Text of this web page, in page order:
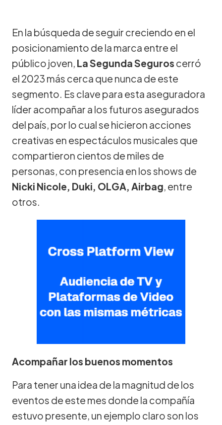
En la búsqueda de seguir creciendo en el
posicionamiento de la marca entre el
público joven, La Segunda Seguros cerró
el 2023 más cerca que nunca de este
segmento. Es clave para esta aseguradora
líder acompañar a los futuros asegurados
del país, por lo cual se hicieron acciones
creativas en espectáculos musicales que
compartieron cientos de miles de
personas, con presencia en los shows de
Nicki Nicole, Duki, OLGA, Airbag, entre
otros.
Acompañar los buenos momentos
Para tener una idea de la magnitud de los
eventos de este mes donde la compañía
estuvo presente, un ejemplo claro son los